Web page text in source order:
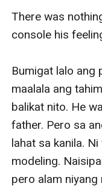
There was
console his
Bumigat lalo ang
maalala ang
balikat nito. He
father. Pero sa
lahat sa kanila.
modeling.
pero alam